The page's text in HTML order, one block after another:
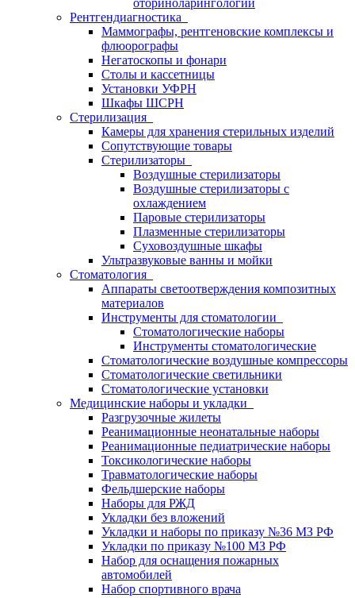
оториноларингологии
Рентгендиагностика
Маммографы, рентгеновские комплексы и
флюорографы
Негатоскопы и фонари
Столы и кассетницы
Установки УФРН
Шкафы ШСРН
Стерилизация
Камеры для хранения стерильных изделий
Сопутствующие товары
Стерилизаторы
Воздушные стерилизаторы
Воздушные стерилизаторы с
охлаждением
Паровые стерилизаторы
Плазменные стерилизаторы
Суховоздушные шкафы
Ультразвуковые ванны и мойки
Стоматология
Аппараты светоотверждения композитных
материалов
Инструменты для стоматологии
Стоматологические наборы
Инструменты стоматологические
Стоматологические воздушные компрессоры
Стоматологические светильники
Стоматологические установки
Медицинские наборы и укладки
Разгрузочные жилеты
Реанимационные неонатальные наборы
Реанимационные педиатрические наборы
Токсикологические наборы
Травматологические наборы
Фельдшерские наборы
Наборы для РЖД
Укладки без вложений
Укладки и наборы по приказу №36 МЗ РФ
Укладки по приказу №100 МЗ РФ
Набор для оснащения пожарных
автомобилей
Набор спортивного врача